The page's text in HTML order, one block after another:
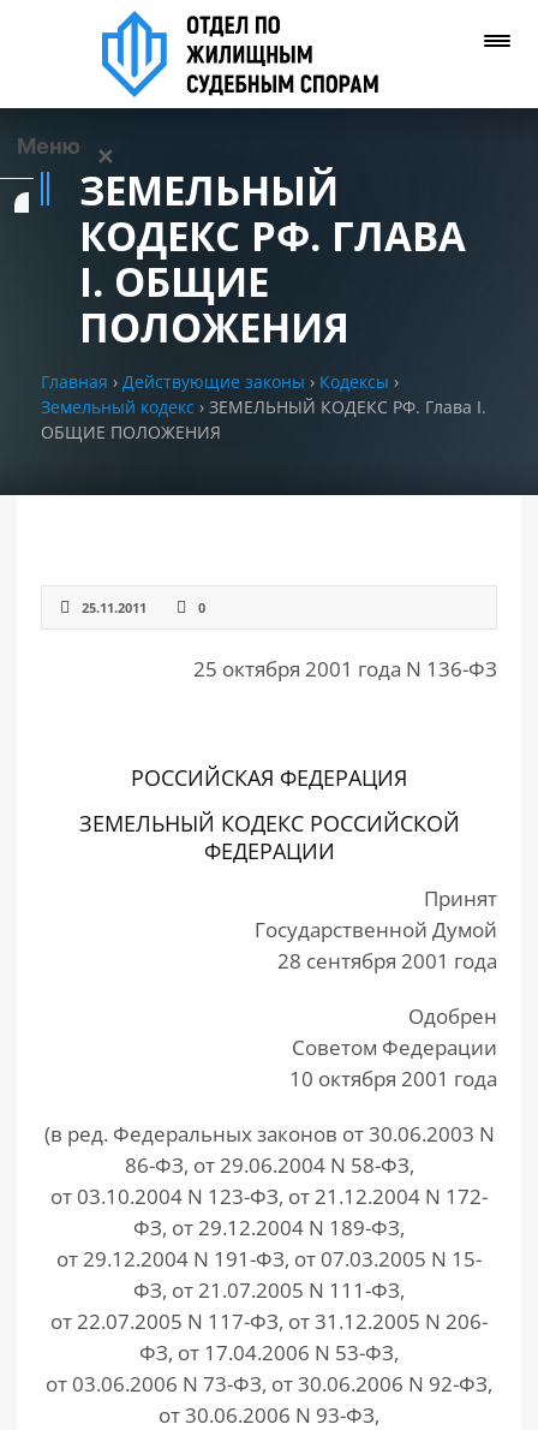
Меню ✕
Задать вопрос
(WhatsApp)
САЙТА
ЗЕМЕЛЬНЫЙ
КОДЕКС РФ. ГЛАВА
I. ОБЩИЕ
ПОЛОЖЕНИЯ
Главная › Действующие законы › Кодексы ›
Земельный кодекс › ЗЕМЕЛЬНЫЙ КОДЕКС РФ. Глава I.
ОБЩИЕ ПОЛОЖЕНИЯ
25.11.2011 0
25 октября 2001 года N 136-ФЗ
РОССИЙСКАЯ ФЕДЕРАЦИЯ
ЗЕМЕЛЬНЫЙ КОДЕКС РОССИЙСКОЙ
ФЕДЕРАЦИИ
Принят
Государственной Думой
28 сентября 2001 года
Одобрен
Советом Федерации
10 октября 2001 года
(в ред. Федеральных законов от 30.06.2003 N
86-ФЗ, от 29.06.2004 N 58-ФЗ,
от 03.10.2004 N 123-ФЗ, от 21.12.2004 N 172-
ФЗ, от 29.12.2004 N 189-ФЗ,
от 29.12.2004 N 191-ФЗ, от 07.03.2005 N 15-
ФЗ, от 21.07.2005 N 111-ФЗ,
от 22.07.2005 N 117-ФЗ, от 31.12.2005 N 206-
ФЗ, от 17.04.2006 N 53-ФЗ,
от 03.06.2006 N 73-ФЗ, от 30.06.2006 N 92-ФЗ,
от 30.06.2006 N 93-ФЗ,